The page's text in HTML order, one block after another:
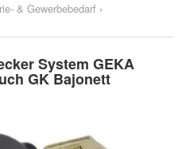
& Gewerbebedarf ›
System GEKA
GK Bajonett